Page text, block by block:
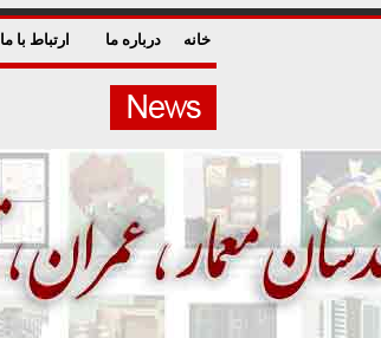
خانه درباره ما ارتباط با ما